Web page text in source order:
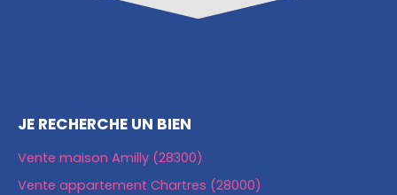
JE RECHERCHE UN BIEN
Vente maison Amilly (28300)
Vente appartement Chartres (28000)